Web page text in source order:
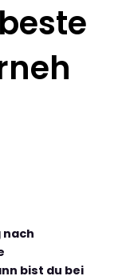
nach
bist du bei